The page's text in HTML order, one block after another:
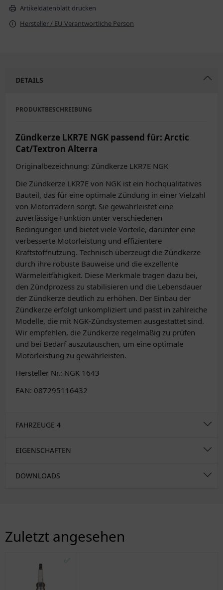
Artikeldatenblatt drucken
Hersteller / EU Verantwortliche Person
DETAILS
PRODUKTBESCHREIBUNG
Zündkerze LKR7E NGK passend für: Arctic
Cat/Textron Alterra
Originalbezeichnung: Zündkerze LKR7E NGK
Die Zündkerze LKR7E von NGK ist ein hochqualitatives
Bauteil, das für eine optimale Zündung in einer Vielzahl
von Motorrädern sorgt. Sie gewährleistet eine
zuverlässige Funktion unter verschiedenen
Bedingungen und bietet viele Vorteile, darunter eine
verbesserte Motorleistung und effizientere
Kraftstoffnutzung. Technisch überzeugt die Zündkerze
durch ihre robuste Bauweise und die exzellente
Wärmeleitfähigkeit. Diese Merkmale tragen dazu bei,
den Zündprozess zu stabilisieren und die Lebensdauer
der Zündkerze deutlich zu erhöhen. Der Einbau der
Zündkerze erfolgt unkompliziert und passt in zahlreiche
Modelle, die mit NGK-Zündsystemen ausgestattet sind.
Wir empfehlen, die Zündkerze regelmäßig zu prüfen
und bei Bedarf auszutauschen, um eine optimale
Motorleistung zu gewährleisten.
Hersteller Nr.: NGK 1643
EAN: 087295116432
FAHRZEUGE 4
EIGENSCHAFTEN
DOWNLOADS
Zuletzt angesehen
✅